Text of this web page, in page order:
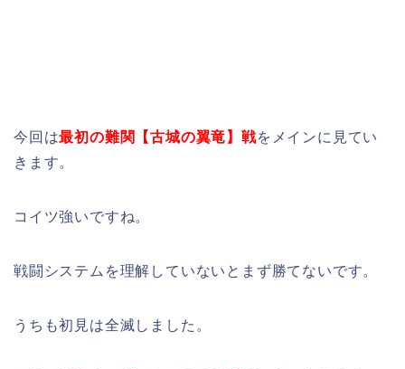
今回は最初の難関【古城の翼竜】戦をメインに見てい
きます。
コイツ強いですね。
戦闘システムを理解していないとまず勝てないです。
うちも初見は全滅しました。